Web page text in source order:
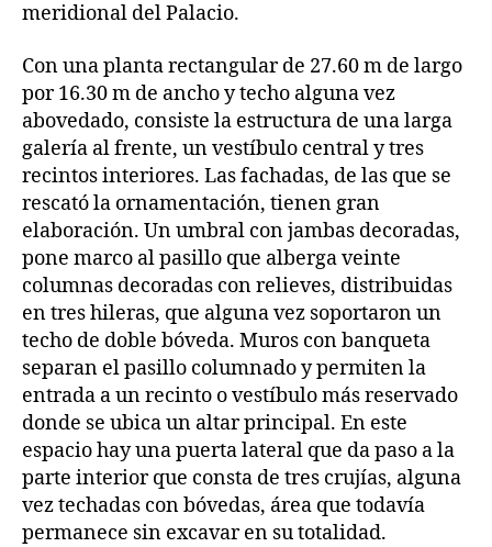
meridional del Palacio.
Con una planta rectangular de 27.60 m de largo
por 16.30 m de ancho y techo alguna vez
abovedado, consiste la estructura de una larga
galería al frente, un vestíbulo central y tres
recintos interiores. Las fachadas, de las que se
rescató la ornamentación, tienen gran
elaboración. Un umbral con jambas decoradas,
pone marco al pasillo que alberga veinte
columnas decoradas con relieves, distribuidas
en tres hileras, que alguna vez soportaron un
techo de doble bóveda. Muros con banqueta
separan el pasillo columnado y permiten la
entrada a un recinto o vestíbulo más reservado
donde se ubica un altar principal. En este
espacio hay una puerta lateral que da paso a la
parte interior que consta de tres crujías, alguna
vez techadas con bóvedas, área que todavía
permanece sin excavar en su totalidad.